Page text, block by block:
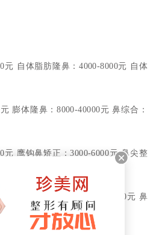
自体脂肪隆鼻：4000-8000元 自体
体隆鼻：8000-40000元 鼻综合：
鹰钩鼻矫正：3000-6000元 鼻尖整
鼻部综合整形：8000-30000元 鼻